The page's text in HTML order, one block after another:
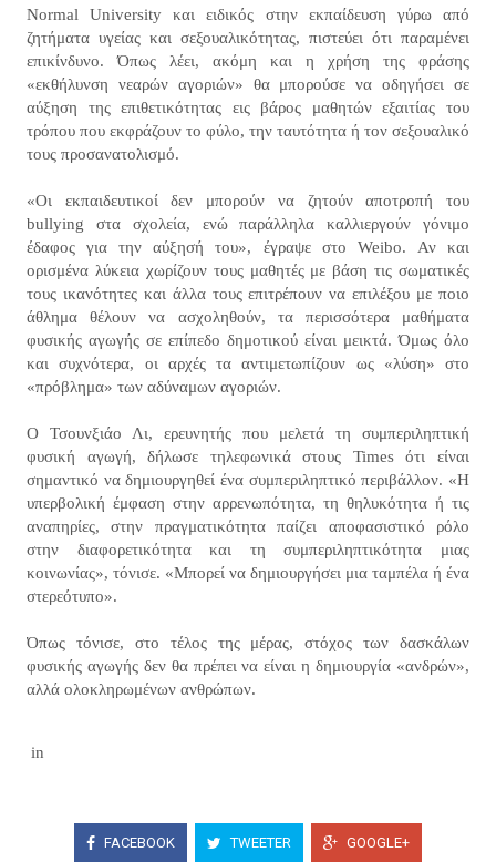
Normal University και ειδικός στην εκπαίδευση γύρω από
ζητήματα υγείας και σεξουαλικότητας, πιστεύει ότι παραμένει
επικίνδυνο. Όπως λέει, ακόμη και η χρήση της φράσης
«εκθήλυνση νεαρών αγοριών» θα μπορούσε να οδηγήσει σε
αύξηση της επιθετικότητας εις βάρος μαθητών εξαιτίας του
τρόπου που εκφράζουν το φύλο, την ταυτότητα ή τον σεξουαλικό
τους προσανατολισμό.
«Οι εκπαιδευτικοί δεν μπορούν να ζητούν αποτροπή του
bullying στα σχολεία, ενώ παράλληλα καλλιεργούν γόνιμο
έδαφος για την αύξησή του», έγραψε στο Weibo. Αν και
ορισμένα λύκεια χωρίζουν τους μαθητές με βάση τις σωματικές
τους ικανότητες και άλλα τους επιτρέπουν να επιλέξου με ποιο
άθλημα θέλουν να ασχοληθούν, τα περισσότερα μαθήματα
φυσικής αγωγής σε επίπεδο δημοτικού είναι μεικτά. Όμως όλο
και συχνότερα, οι αρχές τα αντιμετωπίζουν ως «λύση» στο
«πρόβλημα» των αδύναμων αγοριών.
Ο Τσουνξιάο Λι, ερευνητής που μελετά τη συμπεριληπτική
φυσική αγωγή, δήλωσε τηλεφωνικά στους Times ότι είναι
σημαντικό να δημιουργηθεί ένα συμπεριληπτικό περιβάλλον. «Η
υπερβολική έμφαση στην αρρενωπότητα, τη θηλυκότητα ή τις
αναπηρίες, στην πραγματικότητα παίζει αποφασιστικό ρόλο
στην διαφορετικότητα και τη συμπεριληπτικότητα μιας
κοινωνίας», τόνισε. «Μπορεί να δημιουργήσει μια ταμπέλα ή ένα
στερεότυπο».
Όπως τόνισε, στο τέλος της μέρας, στόχος των δασκάλων
φυσικής αγωγής δεν θα πρέπει να είναι η δημιουργία «ανδρών»,
αλλά ολοκληρωμένων ανθρώπων.
in
FACEBOOK TWEETER GOOGLE+